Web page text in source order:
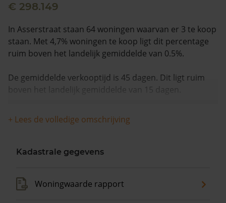
€ 298.149
In Asserstraat staan 64 woningen waarvan er 3 te koop
staan. Met 4,7% woningen te koop ligt dit percentage
ruim boven het landelijk gemiddelde van 0.5%.
De gemiddelde verkooptijd is 45 dagen. Dit ligt ruim
boven het landelijk gemiddelde van 15 dagen.
De gemiddelde huizenprijs is €251.667. De gemiddelde
vraagprijs is €251.667. In de afgelopen 12 maanden is
+ Lees de volledige omschrijving
Kadastrale gegevens
Woningwaarde rapport